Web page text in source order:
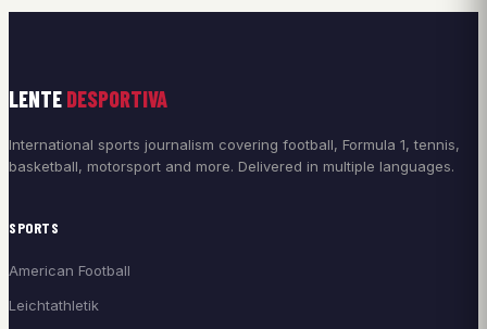
LENTE DESPORTIVA
International sports journalism covering football, Formula 1, tennis,
basketball, motorsport and more. Delivered in multiple languages.
SPORTS
American Football
Leichtathletik